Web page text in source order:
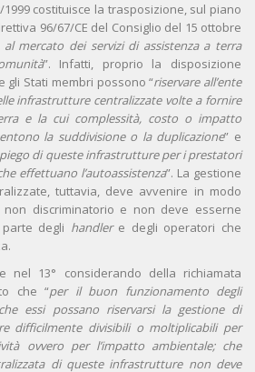
1999 costituisce la trasposizione, sul piano
96/67/CE del Consiglio del 15 ottobre
al mercato dei servizi di assistenza a terra
”. Infatti, proprio la disposizione
Stati membri possono “riservare all’ente
infrastrutture centralizzate volte a fornire
e la cui complessità, costo o impatto
la suddivisione o la duplicazione” e
di queste infrastrutture per i prestatori
effettuano l’autoassistenza”. La gestione
tuttavia, deve avvenire in modo
discriminatorio e non deve esserne
degli handlere degli operatori che
nel 13° considerando della richiamata
che “per il buon funzionamento degli
essi possano riservarsi la gestione di
difficilmente divisibili o moltiplicabili per
ovvero per l’impatto ambientale; che
di queste infrastrutture non deve